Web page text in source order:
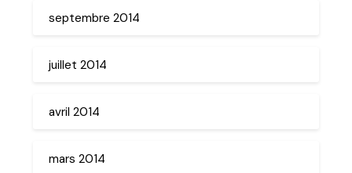
septembre 2014
juillet 2014
avril 2014
mars 2014